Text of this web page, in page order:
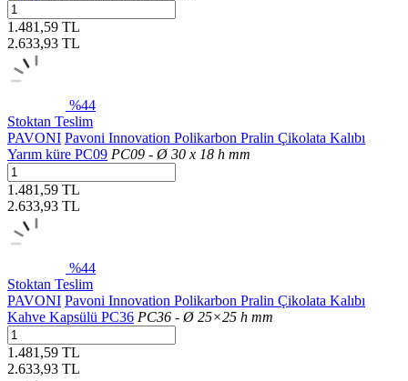
1.481,59 TL
2.633,93 TL
%44
Stoktan Teslim
PAVONI Pavoni Innovation Polikarbon Pralin Çikolata Kalıbı
Yarım küre PC09 PC09 - Ø 30 x 18 h mm
1.481,59 TL
2.633,93 TL
%44
Stoktan Teslim
PAVONI Pavoni Innovation Polikarbon Pralin Çikolata Kalıbı
Kahve Kapsülü PC36 PC36 - Ø 25×25 h mm
1.481,59 TL
2.633,93 TL